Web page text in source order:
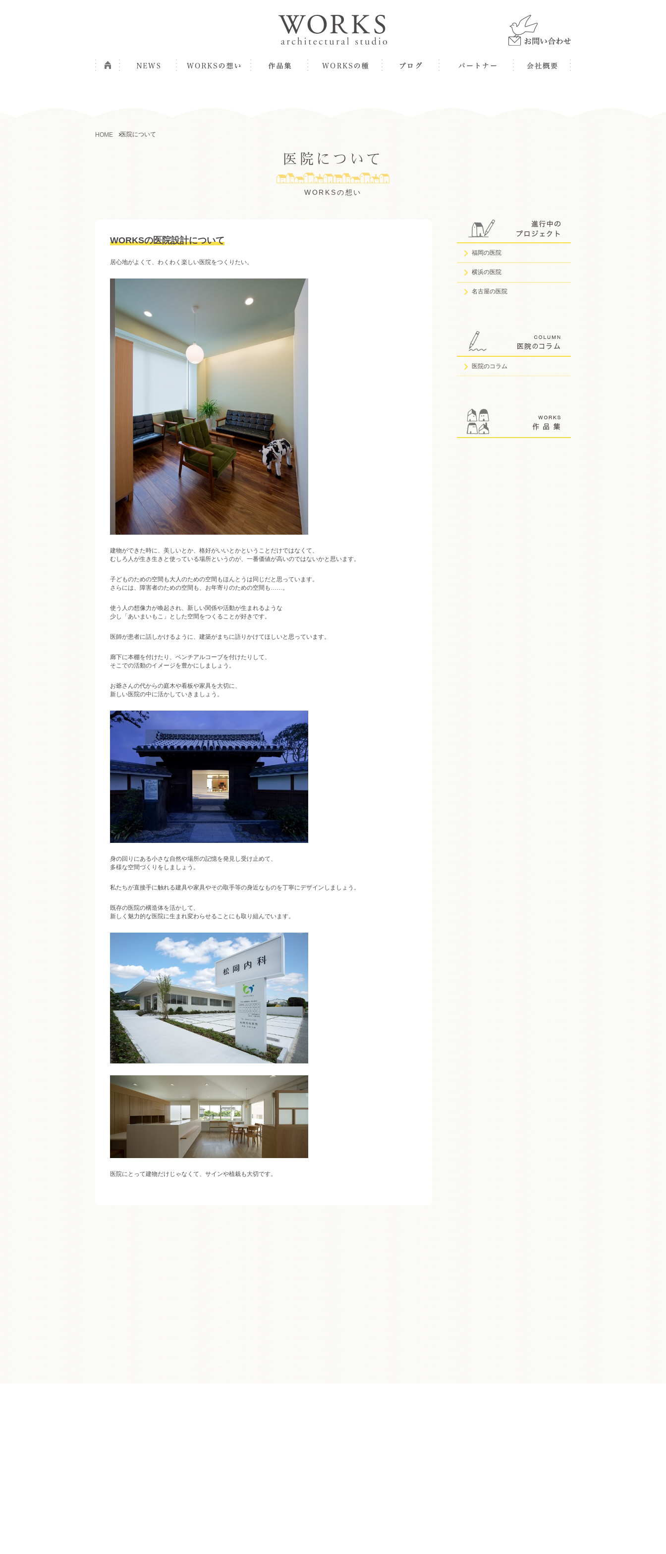
HOME 医院について
医院について
WORKSの想い
WORKSの医院設計について
居心地がよくて、わくわく楽しい医院をつくりたい。
建物ができた時に、美しいとか、格好がいいとかということだけではなくて、
むしろ人が生き生きと使っている場所というのが、一番価値が高いのではないかと思います。
子どものための空間も大人のための空間もほんとうは同じだと思っています。
さらには、障害者のための空間も、お年寄りのための空間も……。
使う人の想像力が喚起され、新しい関係や活動が生まれるような
少し「あいまいもこ」とした空間をつくることが好きです。
医師が患者に話しかけるように、建築がまちに語りかけてほしいと思っています。
廊下に本棚を付けたり、ベンチアルコーブを付けたりして、
そこでの活動のイメージを豊かにしましょう。
お爺さんの代からの庭木や看板や家具を大切に、
新しい医院の中に活かしていきましょう。
身の回りにある小さな自然や場所の記憶を発見し受け止めて、
多様な空間づくりをしましょう。
私たちが直接手に触れる建具や家具やその取手等の身近なものを丁寧にデザインしましょう。
既存の医院の構造体を活かして、
新しく魅力的な医院に生まれ変わらせることにも取り組んでいます。
医院にとって建物だけじゃなくて、サインや植栽も大切です。
福岡の医院
横浜の医院
名古屋の医院
医院のコラム